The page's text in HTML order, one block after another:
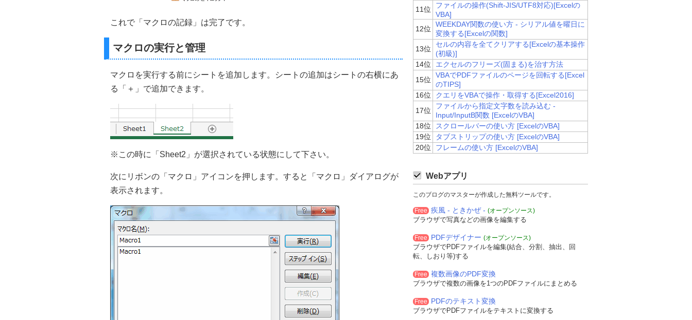
これで「マクロの記録」は完了です。
マクロの実行と管理
マクロを実行する前にシートを追加します。シートの追加はシートの右横にあ
る「＋」で追加できます。
※この時に「Sheet2」が選択されている状態にして下さい。
次にリボンの「マクロ」アイコンを押します。すると「マクロ」ダイアログが
表示されます。
11位
ファイルの操作(Shift-JIS/UTF8対応)[Excelの
VBA]
12位
WEEKDAY関数の使い方 - シリアル値を曜日に
変換する[Excelの関数]
13位
セルの内容を全てクリアする[Excelの基本操作
(初級)]
14位
エクセルのフリーズ(固まる)を治す方法
15位
VBAでPDFファイルのページを回転する[Excel
のTIPS]
16位
クエリをVBAで操作・取得する[Excel2016]
17位
ファイルから指定文字数を読み込む -
Input/InputB関数 [ExcelのVBA]
18位
スクロールバーの使い方 [ExcelのVBA]
19位
タブストリップの使い方 [ExcelのVBA]
20位
フレームの使い方 [ExcelのVBA]
Webアプリ
このブログのマスターが作成した無料ツールです。
Free 疾風 - ときかぜ - (オープンソース)
ブラウザで写真などの画像を編集する
Free PDFデザイナー (オープンソース)
ブラウザでPDFファイルを編集(結合、分割、抽出、回
転、しおり等)する
Free 複数画像のPDF変換
ブラウザで複数の画像を1つのPDFファイルにまとめる
Free PDFのテキスト変換
ブラウザでPDFファイルをテキストに変換する